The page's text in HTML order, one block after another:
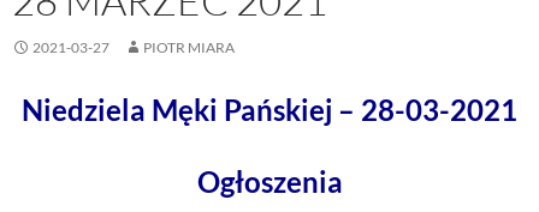
2021-03-27 PIOTR MIARA
Niedziela Męki Pańskiej – 28-03-2021
Ogłoszenia